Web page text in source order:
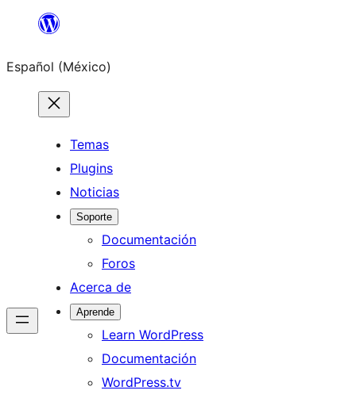
Saltar
contenido
Español (México)
Temas
Plugins
Noticias
Soporte
Documentación
Foros
Acerca de
Aprende
Learn WordPress
Documentación
WordPress.tv